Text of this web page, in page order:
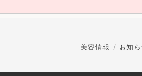
美容情報 お知